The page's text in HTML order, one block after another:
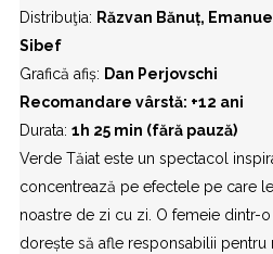
Distribuţia: Răzvan Bănuț,
Sibef
Grafică afiș: Dan Perjovschi
Recomandare vârstă: +12 ani
Durata: 1h 25 min (fără pauză)
Verde Tăiat este un spectacol
concentrează pe efectele pe care
noastre de zi cu zi. O femeie dintr-
dorește să afle responsabilii pentru